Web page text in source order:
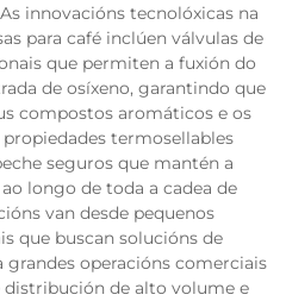
innovacións tecnolóxicas na
para café inclúen válvulas de
que permiten a fuxión do
de osíxeno, garantindo que
compostos aromáticos e os
termosellables
seguros que mantén a
longo de toda a cadea de
van desde pequenos
que buscan solucións de
operacións comerciais
de alto volume e